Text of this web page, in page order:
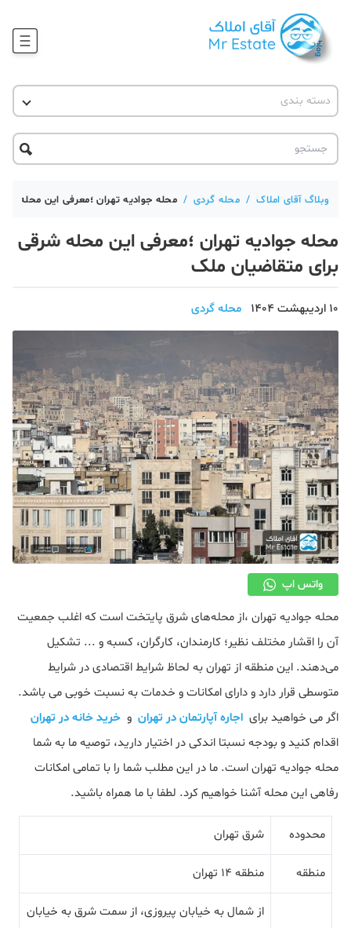
آموزش املاک
حقوقی
آکادمی
دسته بندی
آقای مشاور املاک
آکادمی آقای املاک
آموزش املاک
آموزش پلتفرم آقای املاک
تحلیل مسکن
دکوراسیون
صنعت ساختمان
محله گردی
معماری
ملکی
همایش و نمایشگاه
وبلاگ آقای املاک / محله گردی / محله جوادیه تهران ؛معرفی این محله
محله جوادیه تهران ؛معرفی این محله شرقی
برای متقاضیان ملک
10 اردیبهشت 1404 محله گردی
واتس اپ
محله جوادیه تهران ،از محله‌های شرق پایتخت است که اغلب جمعیت
آن را اقشار مختلف نظیر؛ کارمندان، کارگران، کسبه و ... تشکیل
می‌دهند. این منطقه از تهران به لحاظ شرایط اقتصادی در شرایط
متوسطی قرار دارد و دارای امکانات و خدمات به نسبت خوبی می باشد.
اگر می خواهید برای اجاره آپارتمان در تهران و خرید خانه در تهران
اقدام کنید و بودجه نسبتا اندکی در اختیار دارید، توصیه ما به شما
محله جوادیه تهران است. ما در این مطلب شما را با تمامی امکانات
رفاهی این محله آشنا خواهیم کرد. لطفا با ما همراه باشید.
محدوده شرق تهران
منطقه منطقه 14 تهران
از شمال به خیابان پیروزی، از سمت شرق به خیابان